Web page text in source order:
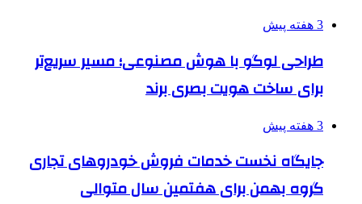
3 هفته پیش
طراحی لوگو با هوش مصنوعی؛ مسیر سریع‌تر
برای ساخت هویت بصری برند
3 هفته پیش
جایگاه نخست خدمات فروش خودروهای تجاری
گروه بهمن برای هفتمین سال متوالی